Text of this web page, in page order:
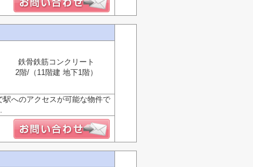
鉄骨鉄筋コンクリート
2階/（11階建 地下1階）
へのアクセスが可能な物件で